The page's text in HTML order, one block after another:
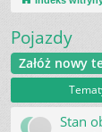
_L
IN
K
Pojazdy
Załóż nowy
Stan